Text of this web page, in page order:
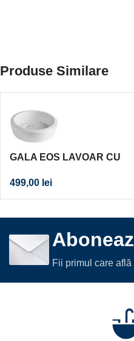
Produse Similare
GALA EOS LAVOAR CU
499,00 lei
Fii primul care